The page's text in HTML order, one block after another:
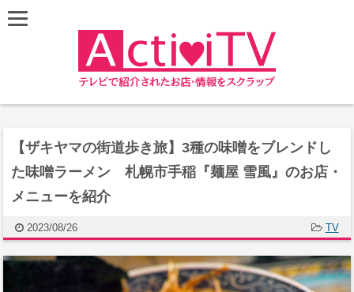
【ザキヤマの街道歩き旅】3種の味噌をブレンドし
た味噌ラーメン 札幌市手稲『麺屋 雪風』のお店・
メニューを紹介
2023/08/26 TV